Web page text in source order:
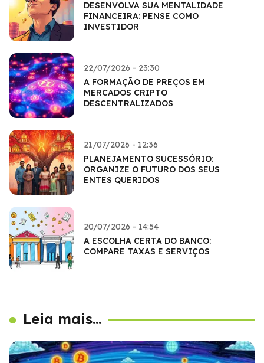
DESENVOLVA SUA MENTALIDADE
FINANCEIRA: PENSE COMO
INVESTIDOR
22/07/2026 - 23:30
A FORMAÇÃO DE PREÇOS EM
MERCADOS CRIPTO
DESCENTRALIZADOS
21/07/2026 - 12:36
PLANEJAMENTO SUCESSÓRIO:
ORGANIZE O FUTURO DOS SEUS
ENTES QUERIDOS
20/07/2026 - 14:54
A ESCOLHA CERTA DO BANCO:
COMPARE TAXAS E SERVIÇOS
Leia mais...